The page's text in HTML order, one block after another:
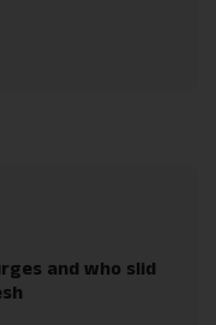
and who slid